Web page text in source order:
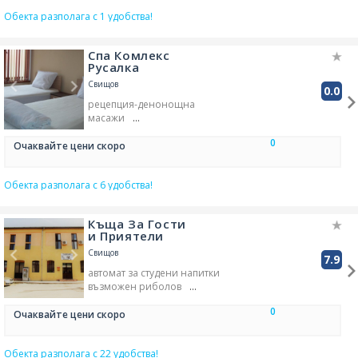
градина/зелена площ
Обекта разполага с 1 удобства!
Спа Комлекс
Русалка
Свищов 0.0
рецепция-денонощна
масажи
закрит басейн
Очаквайте цени скоро 0
Обекта разполага с 6 удобства!
Къща За Гости
и Приятели
Свищов 7.9
автомат за студени напитки
възможен риболов
безплатен
улицата
Очаквайте цени скоро 0
Обекта разполага с 22 удобства!